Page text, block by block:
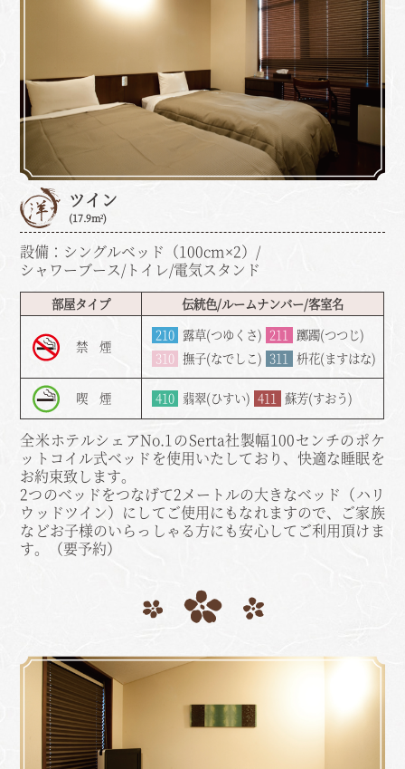
ツイン
(17.9m²)
設備：シングルベッド（100cm×2）/
シャワーブース/トイレ/電気スタンド
部屋タイプ 伝統色/ルームナンバー/客室名
禁 煙
210 露草(つゆくさ) 211
躑躅(つつじ)
310 撫子(なでしこ) 311 枡花(ますはな)
喫 煙 410 翡翠(ひすい) 411 蘇芳(すおう)
全米ホテルシェアNo.1のSerta社製幅100センチのポケ
ットコイル式ベッドを使用いたしており、快適な睡眠を
お約束致します。
2つのベッドをつなげて2メートルの大きなベッド（ハリ
ウッドツイン）にしてご使用にもなれますので、ご家族
などお子様のいらっしゃる方にも安心してご利用頂けま
す。（要予約）